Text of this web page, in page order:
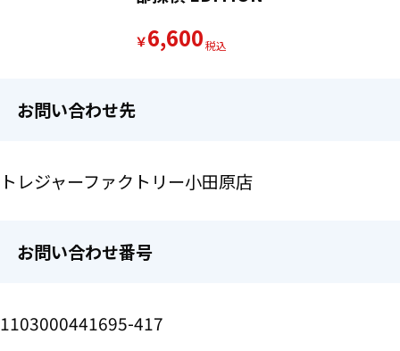
￥6,600
お問い合わせ先
トレジャーファクトリー小田原店
お問い合わせ番号
1103000441695-417